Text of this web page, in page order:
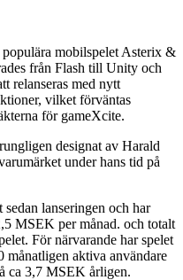
mobilspelet Asterix &
från Flash till Unity och
relanseras med nytt
vilket förväntas
för gameXcite.
designat av Harald
under hans tid på
lanseringen och har
MSEK per månad. och totalt
För närvarande har spelet
månatligen aktiva användare
ca 3,7 MSEK årligen.